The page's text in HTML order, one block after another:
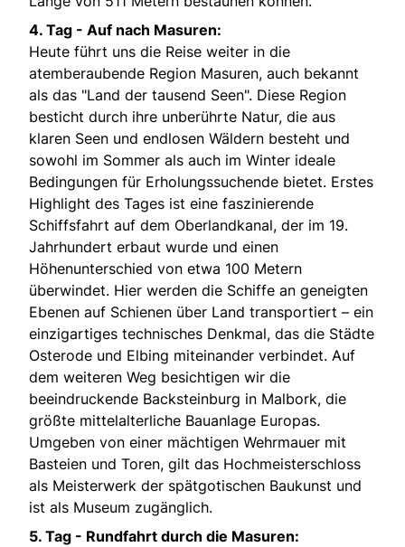
4. Tag - Auf nach Masuren:
Heute führt uns die Reise weiter in die
atemberaubende Region Masuren, auch bekannt
als das "Land der tausend Seen". Diese Region
besticht durch ihre unberührte Natur, die aus
klaren Seen und endlosen Wäldern besteht und
sowohl im Sommer als auch im Winter ideale
Bedingungen für Erholungssuchende bietet. Erstes
Highlight des Tages ist eine faszinierende
Schiffsfahrt auf dem Oberlandkanal, der im 19.
Jahrhundert erbaut wurde und einen
Höhenunterschied von etwa 100 Metern
überwindet. Hier werden die Schiffe an geneigten
Ebenen auf Schienen über Land transportiert – ein
einzigartiges technisches Denkmal, das die Städte
Osterode und Elbing miteinander verbindet. Auf
dem weiteren Weg besichtigen wir die
beeindruckende Backsteinburg in Malbork, die
größte mittelalterliche Bauanlage Europas.
Umgeben von einer mächtigen Wehrmauer mit
Basteien und Toren, gilt das Hochmeisterschloss
als Meisterwerk der spätgotischen Baukunst und
ist als Museum zugänglich.
5. Tag - Rundfahrt durch die Masuren: